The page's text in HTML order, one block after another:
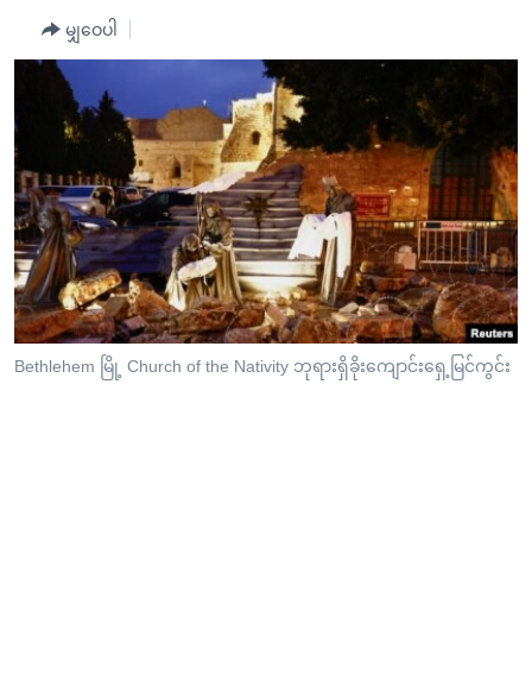
ရန်
ပင်မ
အ
ညွန်း
စာမျက်နှာ
သို့
ကျော်
ကြည့်
အစ္စရေး-ပါလက်စတိုင်း
အင်္ဂလိပ်စာလေ့လာမယ်
အမေရိကန်သုံးအီဒီယံ
မကြေးမုံရဲ့ အင်္ဂလိပ်စာ
ရုပ်ရှင်ထဲက အင်္ဂလိပ်စာ
သုတပဒေသာ အင်္ဂလိပ်စာ
အပတ်စဉ်ကဏ္ဍများ
ရေဒီယို
တီဗွီ
ရေဒီယိုနှင့်ရုပ်သံ အချက်အလက်များ
ရေဒီယို/တီဗွီအစီအစဉ်
Learning English
ဗွီအိုအေ လူမှုကွန်ယက်များ
မျှဝေပါ
Bethlehem မြို့ Church of the Nativity ဘုရားရှိခိုးကျောင်းရှေ့မြင်ကွင်း